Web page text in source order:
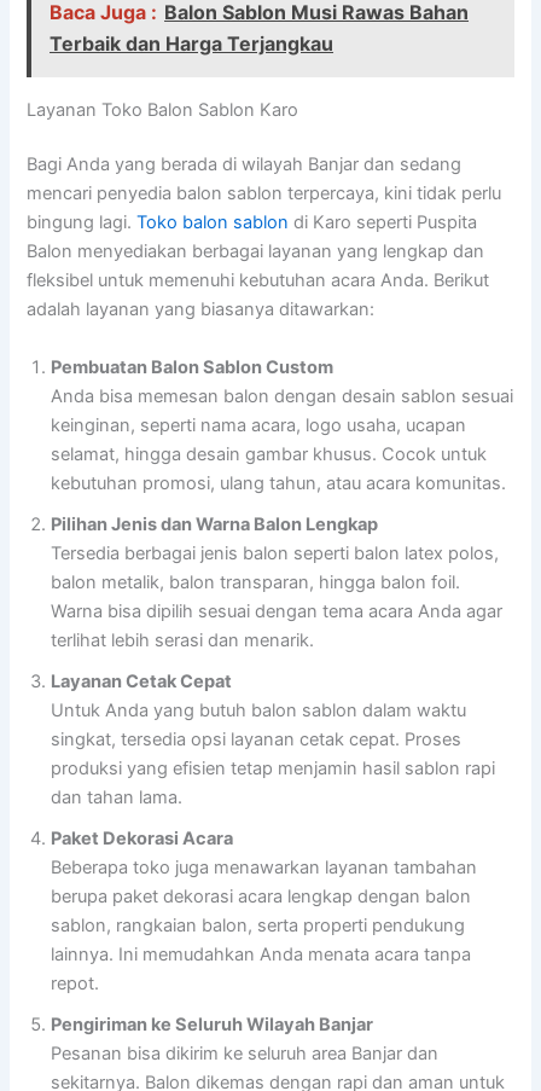
Baca Juga : Balon Sablon Musi Rawas Bahan
Terbaik dan Harga Terjangkau
Layanan Toko Balon Sablon Karo
Bagi Anda yang berada di wilayah Banjar dan sedang
mencari penyedia balon sablon terpercaya, kini tidak perlu
bingung lagi.Toko balon sablon di Karo seperti Puspita
Balon menyediakan berbagai layanan yang lengkap dan
fleksibel untuk memenuhi kebutuhan acara Anda. Berikut
adalah layanan yang biasanya ditawarkan:
Pembuatan Balon Sablon Custom
Anda bisa memesan balon dengan desain sablon sesuai
keinginan, seperti nama acara, logo usaha, ucapan
selamat, hingga desain gambar khusus. Cocok untuk
kebutuhan promosi, ulang tahun, atau acara komunitas.
Pilihan Jenis dan Warna Balon Lengkap
Tersedia berbagai jenis balon seperti balon latex polos,
balon metalik, balon transparan, hingga balon foil.
Warna bisa dipilih sesuai dengan tema acara Anda agar
terlihat lebih serasi dan menarik.
Layanan Cetak Cepat
Untuk Anda yang butuh balon sablon dalam waktu
singkat, tersedia opsi layanan cetak cepat. Proses
produksi yang efisien tetap menjamin hasil sablon rapi
dan tahan lama.
Paket Dekorasi Acara
Beberapa toko juga menawarkan layanan tambahan
berupa paket dekorasi acara lengkap dengan balon
sablon, rangkaian balon, serta properti pendukung
lainnya. Ini memudahkan Anda menata acara tanpa
repot.
Pengiriman ke Seluruh Wilayah Banjar
Pesanan bisa dikirim ke seluruh area Banjar dan
sekitarnya. Balon dikemas dengan rapi dan aman untuk